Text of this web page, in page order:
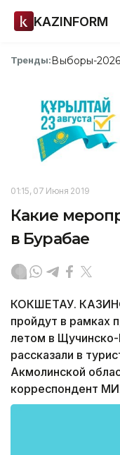
KAZINFORM
Тренды:Выборы-2026
01:15, 07 Июня 2019
Какие
в Бурабае
КОКШЕТАУ.
пройдут в рамках
летом в Щучинско-
рассказали в
Акмолинской
корреспондент